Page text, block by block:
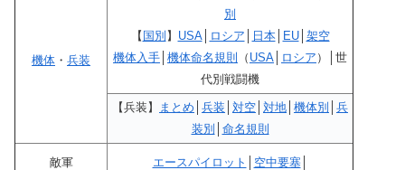
機体 ・ 兵装
別
【国別】 USA│ ロシア 日本│ EU│ 架空
機体入手 機体命名規則 （ USA ロシア ）│世
代別戦闘機
【兵装】 まとめ 兵装 対空 対地 機体別 兵
装別 命名規則
敵軍 エースパイロット 空中要塞│